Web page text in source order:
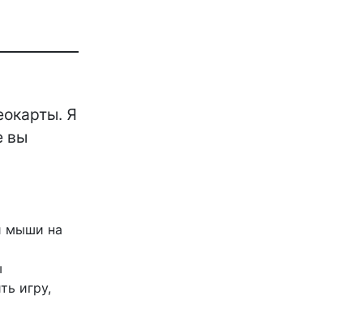
Я
вы
мыши на
игру,